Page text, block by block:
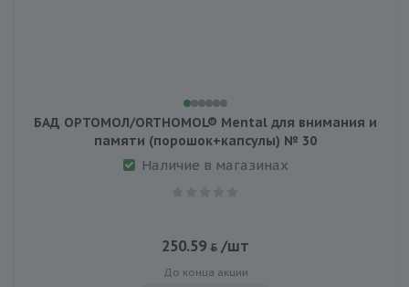
БАД ОРТОМОЛ/ORTHOMOL® Mental для внимания и
памяти (порошок+капсулы) № 30
Наличие в магазинах
250.59 /шт
До конца акции